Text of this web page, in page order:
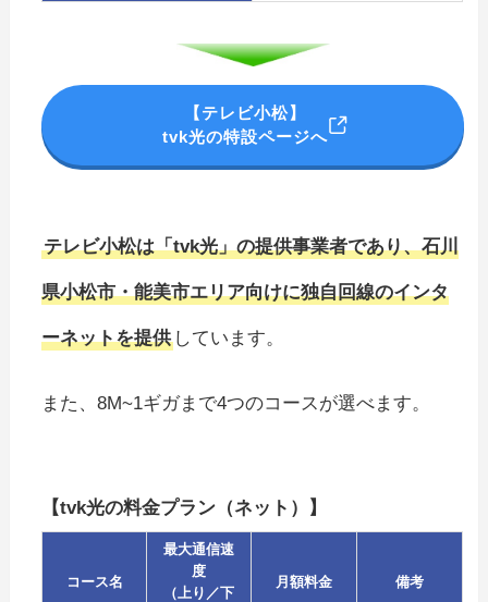
【テレビ小松】
tvk光の特設ページへ
テレビ小松は「tvk光」の提供事業者であり、石川
県小松市・能美市エリア向けに独自回線のインタ
ーネットを提供 しています。
また、8M~1ギガまで4つのコースが選べます。
【tvk光の料金プラン（ネット）】
コース名
最大通信速
度
（上り／下
月額料金 備考